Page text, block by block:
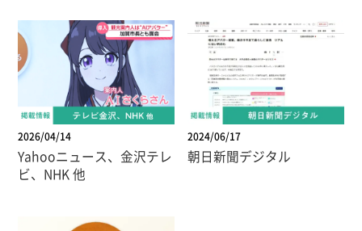
2026/04/14
Yahooニュース、金沢テレ
ビ、NHK 他
2024/06/17
朝日新聞デジタル